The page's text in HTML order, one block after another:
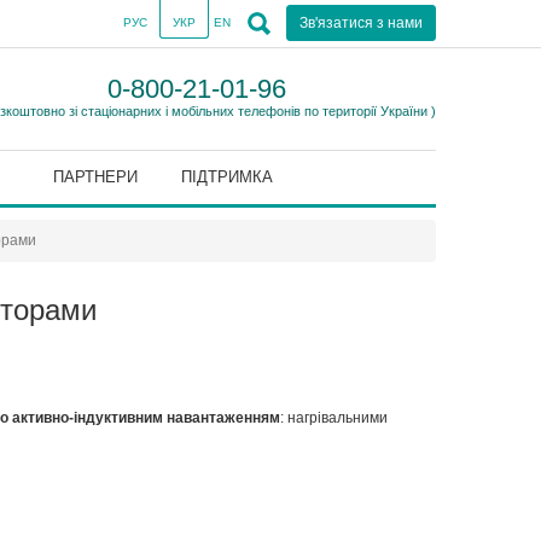
Зв'язатися з нами
РУС УКР EN
0-800-21-01-96
зі стаціонарних і мобільних телефонів по території України )
ПАРТНЕРИ ПІДТРИМКА
активно-індуктивним навантаженням: нагрівальними